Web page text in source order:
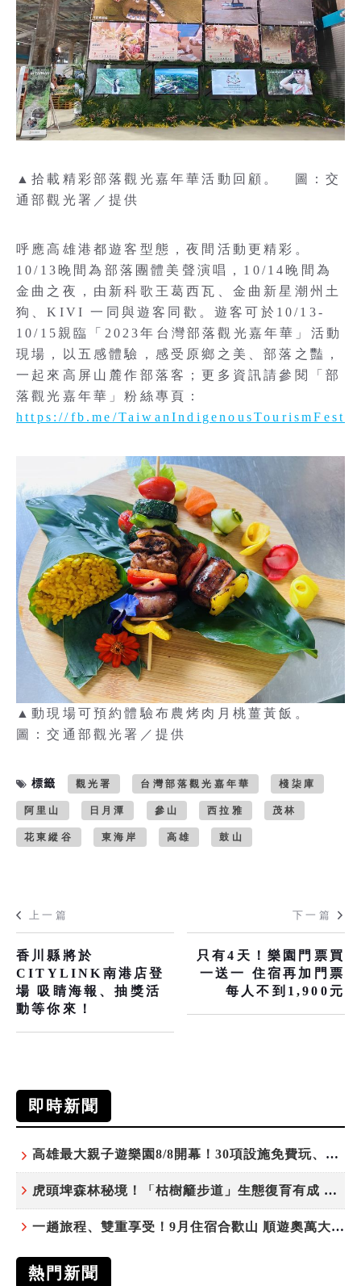
▲拾載精彩部落觀光嘉年華活動回顧。 圖：交
通部觀光署／提供
呼應高雄港都遊客型態，夜間活動更精彩。
10/13晚間為部落團體美聲演唱，10/14晚間為
金曲之夜，由新科歌王葛西瓦、金曲新星潮州土
狗、KIVI 一同與遊客同歡。遊客可於10/13-
10/15親臨「2023年台灣部落觀光嘉年華」活動
現場，以五感體驗，感受原鄉之美、部落之豔，
一起來高屏山麓作部落客；更多資訊請參閱「部
落觀光嘉年華」粉絲專頁：
https://fb.me/
▲動現場可預約體驗布農烤肉月桃薑黃飯。
圖：交通部觀光署／提供
標籤 觀光署 台灣部落觀光嘉年華 棧柒庫
阿里山 日月潭 參山 西拉雅 茂林
花東縱谷 東海岸 高雄 鼓山
上一篇
香川縣將於
CITYLINK南港店登
場 吸睛海報、抽獎活
動等你來！
下一篇
只有4天！樂園門票買
一送一 住宿再加門票
每人不到1,900元
即時新聞
高雄最大親子遊樂園8/8開幕！30項設施免費玩、YOYO家族嗨翻暑假
虎頭埤森林秘境！「枯樹籬步道」生態復育有成 走進大自然生命教室
一趟旅程、雙重享受！9月住宿合歡山 順遊奧萬大10元優惠入園
熱門新聞